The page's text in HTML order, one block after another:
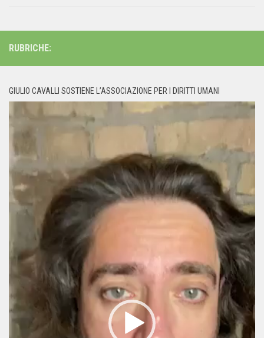
RUBRICHE:
GIULIO CAVALLI SOSTIENE L’ASSOCIAZIONE PER I DIRITTI UMANI
Player